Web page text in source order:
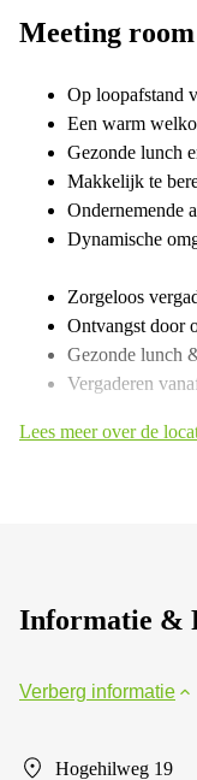
Meeting
Op loopafstand
Een warm
Gezonde lunch
Makkelijk te
Ondernemende
Dynamische
Zorgeloos
Ontvangst door
Gezonde lunch
Vergaderen
Lees meer over de
Informatie &
Verberg informatie
Hogehilweg 19